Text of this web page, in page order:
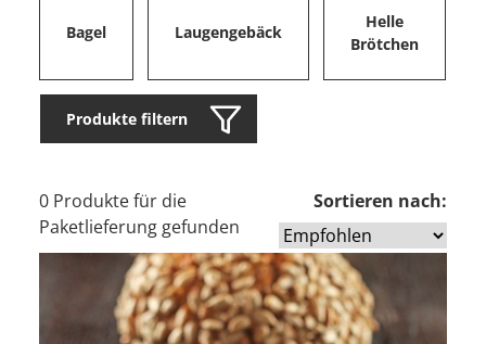
Bagel Laugengebäck
Helle
Brötchen
Produkte filtern
0 Produkte für die
Paketlieferung gefunden
Sortieren nach: